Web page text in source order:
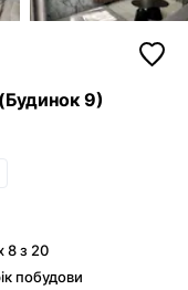
9)
8 з 20
побудови